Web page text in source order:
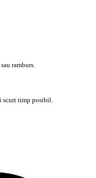
ramburs.
scurt timp posibil.